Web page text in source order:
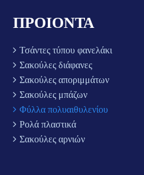
ΠΡΟΙΟΝΤΑ
Τσάντες τύπου φανελάκι
Σακούλες διάφανες
Σακούλες αποριμμάτων
Σακούλες μπάζων
Φύλλα πολυαιθυλενίου
Ρολά πλαστικά
Σακούλες αρνιών